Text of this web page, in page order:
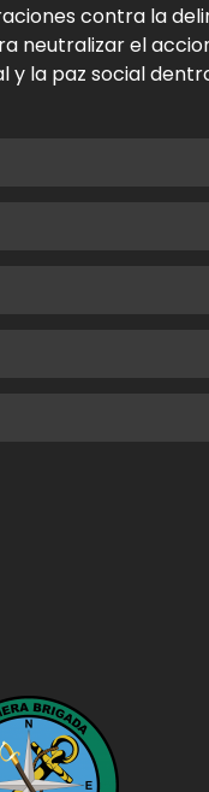
contra la
neutralizar el
la paz social